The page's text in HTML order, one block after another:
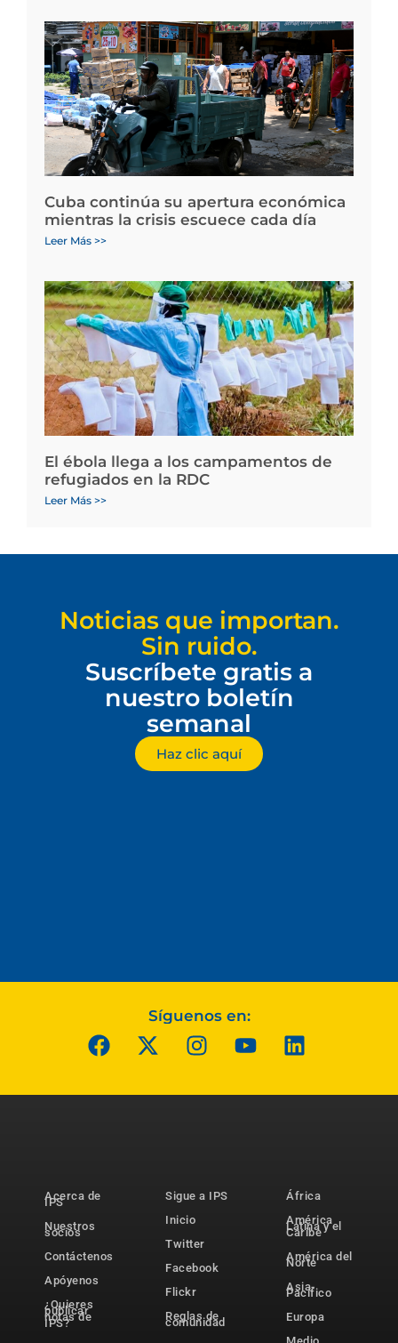
Cuba continúa su apertura económica
mientras la crisis escuece cada día
Leer Más >>
El ébola llega a los campamentos de
refugiados en la RDC
Leer Más >>
Noticias que importan.
Sin ruido.
Suscríbete gratis a
nuestro boletín
semanal
Haz clic aquí
Síguenos en:
Acerca de
IPS
Nuestros
socios
Contáctenos
Apóyenos
¿Quieres
publicar
notas de
IPS?
Sigue a IPS
Inicio
Twitter
Facebook
Flickr
Reglas de
comunidad
África
América
Latina y el
Caribe
América del
Norte
Asia-
Pacífico
Europa